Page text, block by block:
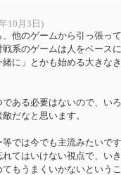
10月3日)
、他のゲームから引っ張っ
戦系のゲームは人をベース
に」とかも始める大きな
である必要はないので、い
だなと思います。
では今でも主流みたいで
てはいけない視点で、い
もうまくいかないという